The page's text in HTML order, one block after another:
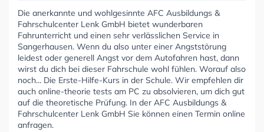
Die anerkannte und wohlgesinnte AFC Ausbildungs &
Fahrschulcenter Lenk GmbH bietet wunderbaren
Fahrunterricht und einen sehr verlässlichen Service in
Sangerhausen. Wenn du also unter einer Angststörung
leidest oder generell Angst vor dem Autofahren hast, dann
wirst du dich bei dieser Fahrschule wohl fühlen. Worauf also
noch... Die Erste-Hilfe-Kurs in der Schule. Wir empfehlen dir
auch online-theorie tests am PC zu absolvieren, um dich gut
auf die theoretische Prüfung. In der AFC Ausbildungs &
Fahrschulcenter Lenk GmbH Sie können einen Termin online
anfragen.